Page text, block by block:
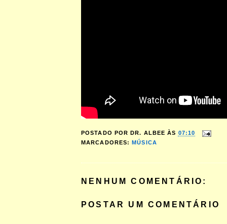
POSTADO POR DR. ALBEE ÀS 07:10
MARCADORES:MÚSICA
NENHUM COMENTÁRIO:
POSTAR UM COMENTÁRIO